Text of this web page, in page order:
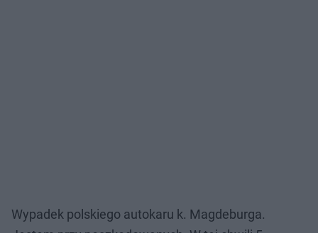
Wypadek polskiego autokaru k. Magdeburga.